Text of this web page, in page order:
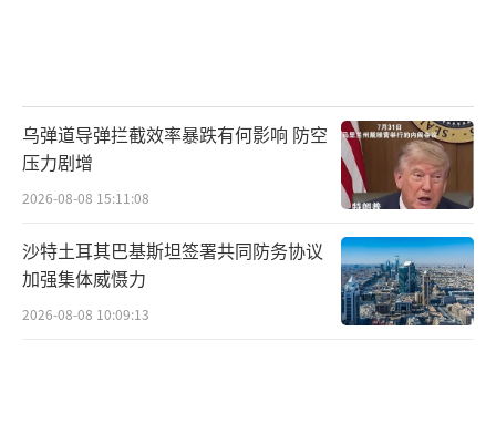
乌弹道导弹拦截效率暴跌有何影响 防空
压力剧增
2026-08-08 15:11:08
沙特土耳其巴基斯坦签署共同防务协议
加强集体威慑力
2026-08-08 10:09:13